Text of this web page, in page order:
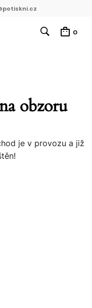
0
obzoru
je v provozu a již